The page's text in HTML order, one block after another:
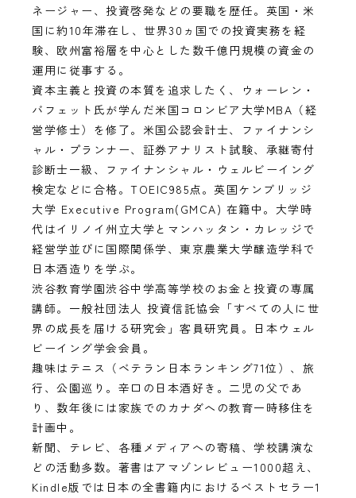
ネージャー、投資啓発などの要職を歴任。英国・米
国に約10年滞在し、世界30ヵ国での投資実務を経
験、欧州富裕層を中心とした数千億円規模の資金の
運用に従事する。
資本主義と投資の本質を追求したく、ウォーレン・
バフェット氏が学んだ米国コロンビア大学MBA（経
営学修士）を修了。米国公認会計士、ファイナンシ
ャル・プランナー、証券アナリスト試験、承継寄付
診断士一級、ファイナンシャル・ウェルビーイング
検定などに合格。TOEIC985点。英国ケンブリッジ
大学 Executive Program(GMCA) 在籍中。大学時
代はイリノイ州立大学とマンハッタン・カレッジで
経営学並びに国際関係学、東京農業大学醸造学科で
日本酒造りを学ぶ。
渋谷教育学園渋谷中学高等学校のお金と投資の専属
講師。一般社団法人 投資信託協会「すべての人に世
界の成長を届ける研究会」客員研究員。日本ウェル
ビーイング学会会員。
趣味はテニス（ベテラン日本ランキング71位）、旅
行、公園巡り。辛口の日本酒好き。二児の父であ
り、数年後には家族でのカナダへの教育一時移住を
計画中。
新聞、テレビ、各種メディアへの寄稿、学校講演な
どの活動多数。著書はアマゾンレビュー1000超え、
Kindle版では日本の全書籍内におけるベストセラー1